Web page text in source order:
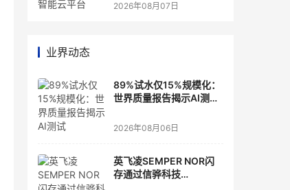
2026年08月07日
业界动态
89%试水仅15%规模化：
世界质量报告揭示AI测
2026年08月06日
英飞凌SEMPER NOR闪
存通过信骅科技